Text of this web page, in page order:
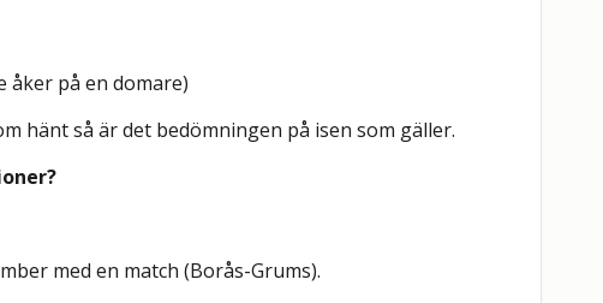
åker på en domare)
hänt så är det bedömningen på isen som gäller.
med en match (Borås-Grums).